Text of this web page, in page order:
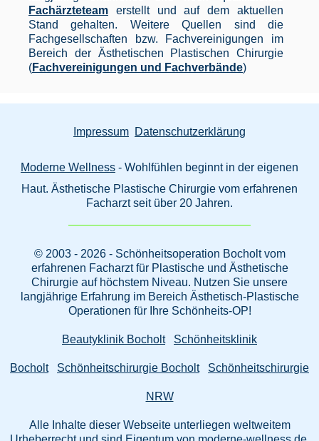
Fachärzteteam erstellt und auf dem aktuellen
Stand gehalten. Weitere Quellen sind die
Fachgesellschaften bzw. Fachvereinigungen im
Bereich der Ästhetischen Plastischen Chirurgie
(Fachvereinigungen und Fachverbände)
Impressum Datenschutzerklärung
Moderne Wellness - Wohlfühlen beginnt in der eigenen
Haut. Ästhetische Plastische Chirurgie vom erfahrenen
Facharzt seit über 20 Jahren.
© 2003 - 2026 - Schönheitsoperation Bocholt vom
erfahrenen Facharzt für Plastische und Ästhetische
Chirurgie auf höchstem Niveau. Nutzen Sie unsere
langjährige Erfahrung im Bereich Ästhetisch-Plastische
Operationen für Ihre Schönheits-OP!
Beautyklinik Bocholt Schönheitsklinik
Bocholt Schönheitschirurgie Bocholt Schönheitschirurgie
NRW
Alle Inhalte dieser Webseite unterliegen weltweitem